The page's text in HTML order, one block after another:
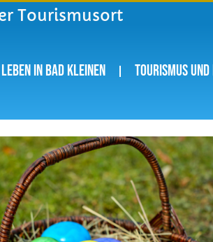
Tourismusort
Leben in Bad Kleinen Tourismus